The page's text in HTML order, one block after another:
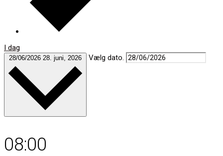
I dag
28/06/2026 28. juni, 2026 Vælg dato.
08:00